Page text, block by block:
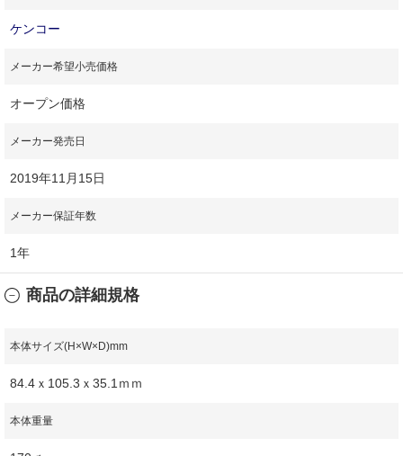
ケンコー
メーカー希望小売価格
オープン価格
メーカー発売日
2019年11月15日
メーカー保証年数
1年
商品の詳細規格
本体サイズ(H×W×D)mm
84.4ｘ105.3ｘ35.1ｍｍ
本体重量